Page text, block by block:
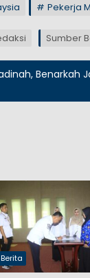
Pekerja
Sumber
Benarkah
Berita